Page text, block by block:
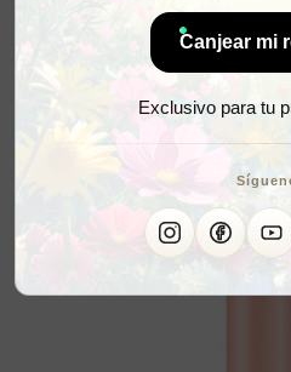
Canjear mi
Exclusivo para tu